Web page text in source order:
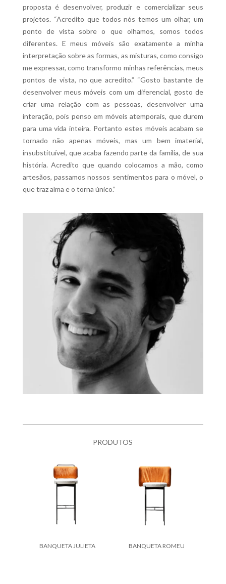
proposta é desenvolver, produzir e comercializar seus
projetos. “Acredito que todos nós temos um olhar, um
ponto de vista sobre o que olhamos, somos todos
diferentes. E meus móveis são exatamente a minha
interpretação sobre as formas, as misturas, como consigo
me expressar, como transformo minhas referências, meus
pontos de vista, no que acredito.” “Gosto bastante de
desenvolver meus móveis com um diferencial, gosto de
criar uma relação com as pessoas, desenvolver uma
interação, pois penso em móveis atemporais, que durem
para uma vida inteira. Portanto estes móveis acabam se
tornado não apenas móveis, mas um bem imaterial,
insubstituível, que acaba fazendo parte da família, de sua
história. Acredito que quando colocamos a mão, como
artesãos, passamos nossos sentimentos para o móvel, o
que traz alma e o torna único.”
PRODUTOS
BANQUETA JULIETA BANQUETA ROMEU